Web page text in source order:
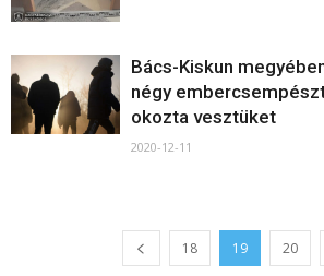
Bács-Kiskun
négy
okozta vesztüket
2020-12-11
18 19 20